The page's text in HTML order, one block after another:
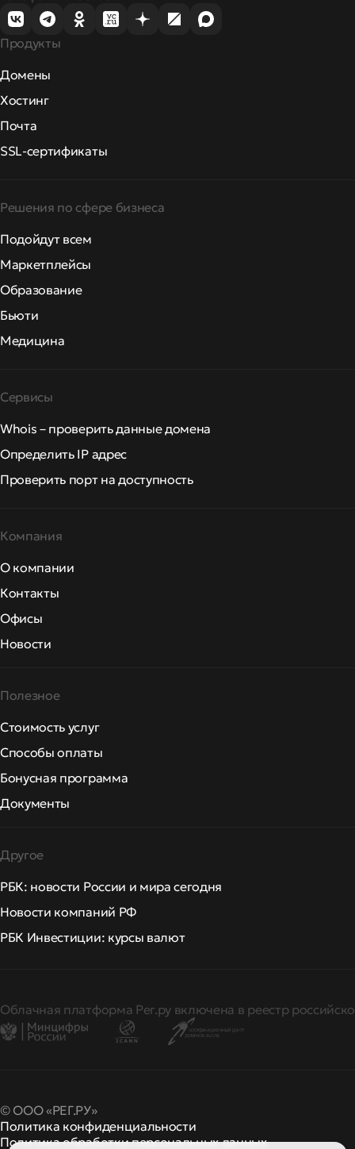
Продукты
Домены
Хостинг
Почта
SSL-сертификаты
Решения по сфере бизнеса
Подойдут всем
Маркетплейсы
Образование
Бьюти
Медицина
Сервисы
Whois – проверить данные домена
Определить IP адрес
Проверить порт на доступность
Компания
О компании
Контакты
Офисы
Новости
Полезное
Стоимость услуг
Способы оплаты
Бонусная программа
Документы
Другое
РБК: новости России и мира сегодня
Новости компаний РФ
РБК Инвестиции: курсы валют
Облачная платформа Рег.ру включена в реестр
© ООО «РЕГ.РУ»
Политика конфиденциальности
Политика обработки персональных данных